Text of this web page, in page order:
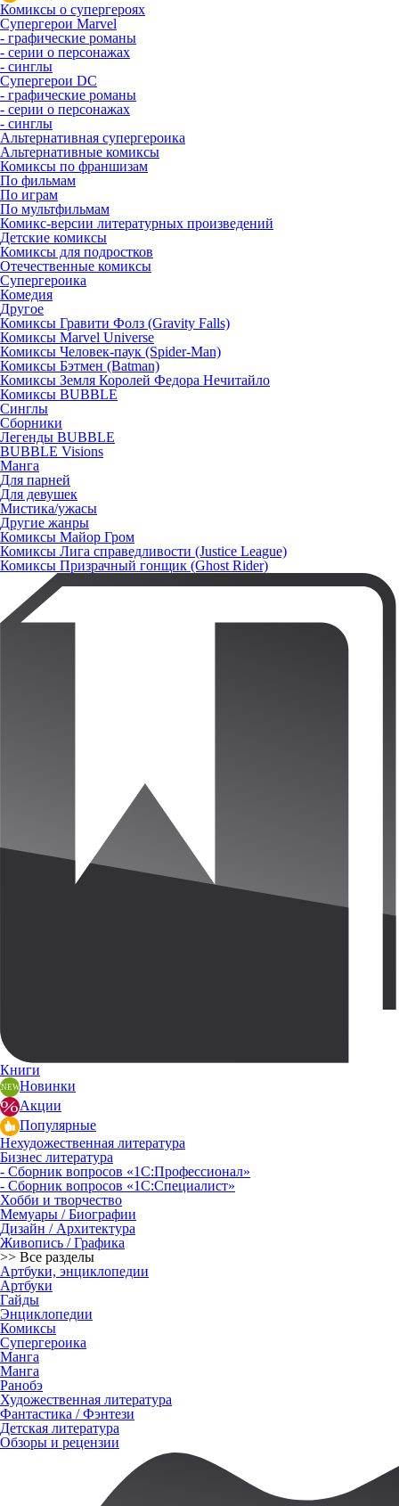
Комиксы о супергероях
Супергерои Marvel
- графические романы
- серии о персонажах
- синглы
Супергерои DC
- графические романы
- серии о персонажах
- синглы
Альтернативная супергероика
Альтернативные комиксы
Комиксы по франшизам
По фильмам
По играм
По мультфильмам
Комикс-версии литературных произведений
Детские комиксы
Комиксы для подростков
Отечественные комиксы
Супергероика
Комедия
Другое
Комиксы Гравити Фолз (Gravity Falls)
Комиксы Marvel Universe
Комиксы Человек-паук (Spider-Man)
Комиксы Бэтмен (Batman)
Комиксы Земля Королей Федора Нечитайло
Комиксы BUBBLE
Синглы
Сборники
Легенды BUBBLE
BUBBLE Visions
Манга
Для парней
Для девушек
Мистика/ужасы
Другие жанры
Комиксы Майор Гром
Комиксы Лига справедливости (Justice League)
Комиксы Призрачный гонщик (Ghost Rider)
Книги
Новинки
Акции
Популярные
Нехудожественная литература
Бизнес литература
- Сборник вопросов «1С:Профессионал»
- Сборник вопросов «1С:Специалист»
Хобби и творчество
Мемуары / Биографии
Дизайн / Архитектура
Живопись / Графика
>> Все разделы
Артбуки, энциклопедии
Артбуки
Гайды
Энциклопедии
Комиксы
Супергероика
Манга
Манга
Ранобэ
Художественная литература
Фантастика / Фэнтези
Детская литература
Обзоры и рецензии